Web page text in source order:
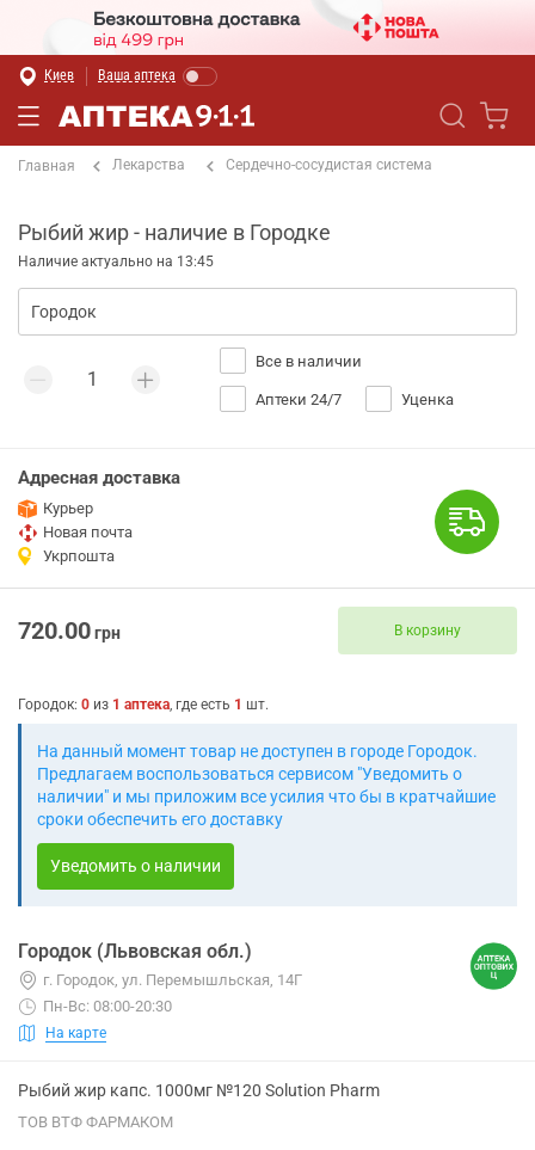
Киев Ваша аптека
Главная Лекарства Сердечно-сосудистая система
Рыбий жир - наличие в Городке
Наличие актуально на 13:45
Все в наличии
Аптеки 24/7 Уценка
Адресная доставка
Курьер
Новая почта
Укрпошта
720.00грн В корзину
Городок: 0 из 1 аптека, где есть 1 шт.
На данный момент товар не доступен в городе Городок.
Предлагаем воспользоваться сервисом "Уведомить о
наличии" и мы приложим все усилия что бы в кратчайшие
сроки обеспечить его доставку
Уведомить о наличии
Городок (Львовская обл.)
г. Городок, ул. Перемышльская, 14Г
Пн-Вс: 08:00-20:30
На карте
Рыбий жир капс. 1000мг №120 Solution Pharm
ТОВ ВТФ ФАРМАКОМ